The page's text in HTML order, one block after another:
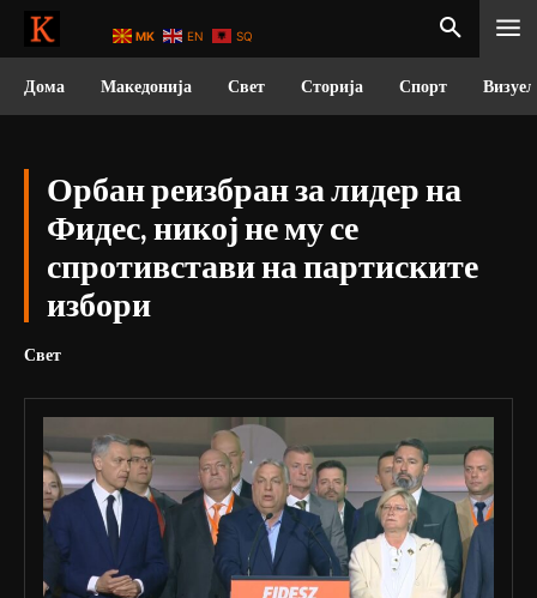
Дома Македонија Свет Сторија Спорт
Орбан реизбран за лидер на
Фидес, никој не му се
спротивстави на партиските
избори
Свет
MK EN SQ